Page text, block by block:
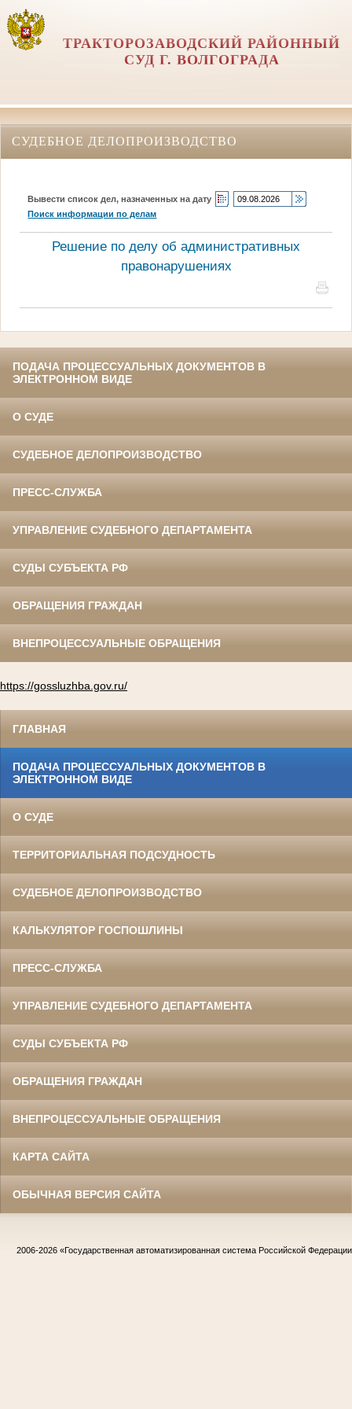
ТРАКТОРОЗАВОДСКИЙ РАЙОННЫЙ
СУД Г. ВОЛГОГРАДА
СУДЕБНОЕ ДЕЛОПРОИЗВОДСТВО
Вывести список дел, назначенных на дату
Поиск информации по делам
Решение по делу об административных
правонарушениях
ПОДАЧА ПРОЦЕССУАЛЬНЫХ ДОКУМЕНТОВ В
ЭЛЕКТРОННОМ ВИДЕ
О СУДЕ
СУДЕБНОЕ ДЕЛОПРОИЗВОДСТВО
ПРЕСС-СЛУЖБА
УПРАВЛЕНИЕ СУДЕБНОГО ДЕПАРТАМЕНТА
СУДЫ СУБЪЕКТА РФ
ОБРАЩЕНИЯ ГРАЖДАН
ВНЕПРОЦЕССУАЛЬНЫЕ ОБРАЩЕНИЯ
https://gossluzhba.gov.ru/
ГЛАВНАЯ
ПОДАЧА ПРОЦЕССУАЛЬНЫХ ДОКУМЕНТОВ В
ЭЛЕКТРОННОМ ВИДЕ
О СУДЕ
ТЕРРИТОРИАЛЬНАЯ ПОДСУДНОСТЬ
СУДЕБНОЕ ДЕЛОПРОИЗВОДСТВО
КАЛЬКУЛЯТОР ГОСПОШЛИНЫ
ПРЕСС-СЛУЖБА
УПРАВЛЕНИЕ СУДЕБНОГО ДЕПАРТАМЕНТА
СУДЫ СУБЪЕКТА РФ
ОБРАЩЕНИЯ ГРАЖДАН
ВНЕПРОЦЕССУАЛЬНЫЕ ОБРАЩЕНИЯ
КАРТА САЙТА
ОБЫЧНАЯ ВЕРСИЯ САЙТА
2006-2026 «Государственная автоматизированная система Российской